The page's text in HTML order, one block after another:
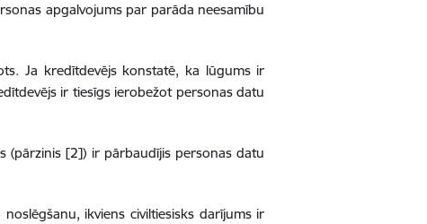
apgalvojums par parāda neesamību
Ja kredītdevējs konstatē, ka lūgums ir
ir tiesīgs ierobežot personas datu
(pārzinis [2]) ir pārbaudījis personas datu
ikviens civiltiesisks darījums ir